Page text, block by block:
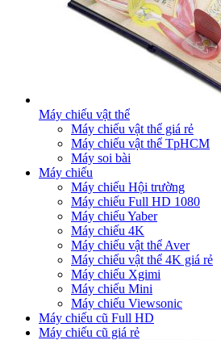
Máy chiếu vật thể
Máy chiếu vật thể giá rẻ
Máy chiếu vật thể TpHCM
Máy soi bài
Máy chiếu
Máy chiếu Hội trường
Máy chiếu Full HD 1080
Máy chiếu Yaber
Máy chiếu 4K
Máy chiếu vật thể Aver
Máy chiếu vật thể 4K giá rẻ
Máy chiếu Xgimi
Máy chiếu Mini
Máy chiếu Viewsonic
Máy chiếu cũ Full HD
Máy chiếu cũ giá rẻ